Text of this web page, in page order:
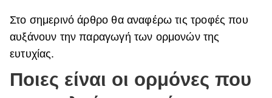
Αφιερώματα
ΒΟΞ
Στο σημερινό άρθρο θα αναφέρω τις τροφές που
αυξάνουν την παραγωγή των ορμονών της
ευτυχίας.
Ποιες είναι οι ορμόνες που